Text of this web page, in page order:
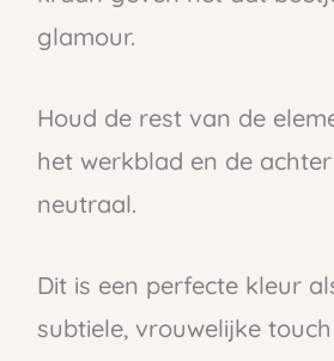
glamour.
Houd de rest van de
het werkblad en de
neutraal.
Dit is een perfecte kleur
subtiele, vrouwelijke